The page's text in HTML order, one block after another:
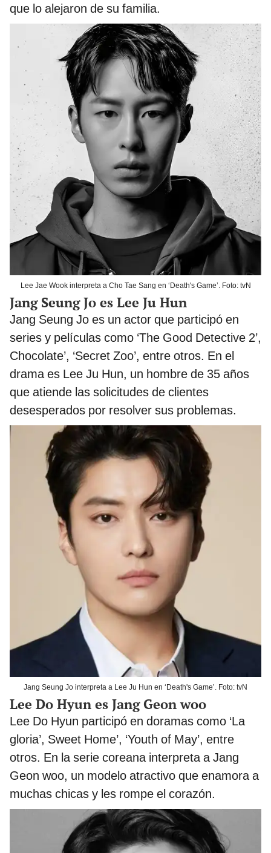
que lo alejaron de su familia.
Lee Jae Wook interpreta a Cho Tae Sang en ‘Death's Game’. Foto: tvN
Jang Seung Jo es Lee Ju Hun
Jang Seung Jo es un actor que participó en
series y películas como ‘The Good Detective 2’,
Chocolate’, ‘Secret Zoo’, entre otros. En el
drama es Lee Ju Hun, un hombre de 35 años
que atiende las solicitudes de clientes
desesperados por resolver sus problemas.
Jang Seung Jo interpreta a Lee Ju Hun en ‘Death's Game’. Foto: tvN
Lee Do Hyun es Jang Geon woo
Lee Do Hyun participó en doramas como ‘La
gloria’, Sweet Home’, ‘Youth of May’, entre
otros. En la serie coreana interpreta a Jang
Geon woo, un modelo atractivo que enamora a
muchas chicas y les rompe el corazón.